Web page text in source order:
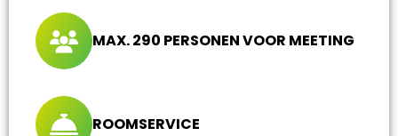
MAX. 290 PERSONEN VOOR MEETING
ROOMSERVICE